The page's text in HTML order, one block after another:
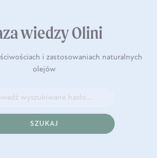
wiedzy Olini
i zastosowaniach naturalnych
olejów
SZUKAJ